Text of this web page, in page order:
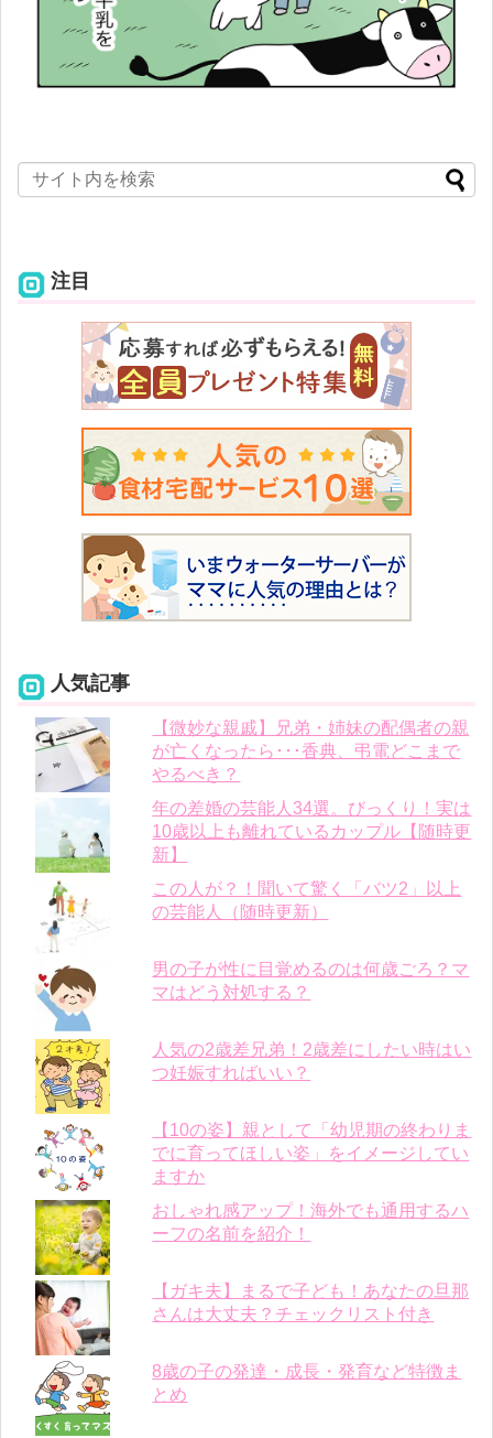
注目
人気記事
【微妙な親戚】兄弟・姉妹の配偶者の親
が亡くなったら･･･香典、弔電どこまで
やるべき？
年の差婚の芸能人34選。びっくり！実は
10歳以上も離れているカップル【随時更
新】
この人が？！聞いて驚く「バツ2」以上
の芸能人（随時更新）
男の子が性に目覚めるのは何歳ごろ？マ
マはどう対処する？
人気の2歳差兄弟！2歳差にしたい時はい
つ妊娠すればいい？
【10の姿】親として「幼児期の終わりま
でに育ってほしい姿」をイメージしてい
ますか
おしゃれ感アップ！海外でも通用するハ
ーフの名前を紹介！
【ガキ夫】まるで子ども！あなたの旦那
さんは大丈夫？チェックリスト付き
8歳の子の発達・成長・発育など特徴ま
とめ